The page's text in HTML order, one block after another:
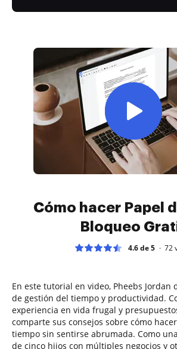
Cómo hacer Papel
Bloqueo
4.6 de 5 72
En este tutorial en video, Pheebs Jordan
de gestión del tiempo y productividad.
experiencia en vida frugal y
comparte sus consejos sobre cómo
tiempo sin sentirse abrumada. Como
de cinco hijos con múltiples negocios y